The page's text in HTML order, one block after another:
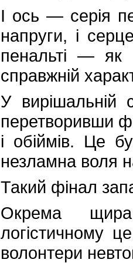
І ось — серія
напруги, і
пенальті — як
справжній
У вирішальній
перетворивши
і обіймів. Це
незламна воля
Такий фінал
Окрема щира
логістичному
волонтери